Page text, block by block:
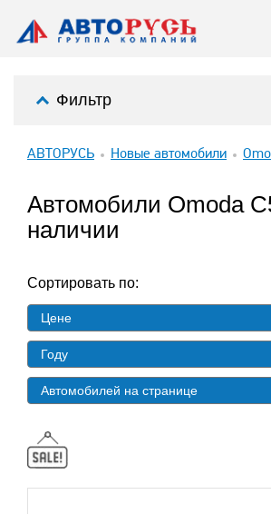
Фильтр
АВТОРУСЬ Новые автомобили
Автомобили Omoda
наличии
Сортировать по: